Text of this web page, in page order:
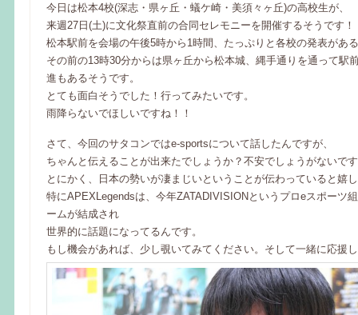
今日は松本4校(深志・県ヶ丘・蟻ケ崎・美須々ヶ丘)の高校生が、
来週27日(土)に文化祭直前の合同セレモニーを開催するそうです！
松本駅前を会場の午後5時から1時間、たっぷりと各校の発表があ
その前の13時30分からは県ヶ丘から松本城、縄手通りを通って駅
進もあるそうです。
とても面白そうでした！行ってみたいです。
雨降らないでほしいですね！！
さて、今回のサタコンではe-sportsについて話したんですが、
ちゃんと伝えることが出来たでしょうか？不安でしょうがないで
とにかく、日本の勢いが凄まじいということが伝わっていると嬉
特にAPEXLegendsは、今年ZATADIVISIONというプロeスポーツ
ームが結成され
世界的に話題になってるんです。
もし機会があれば、少し覗いてみてください。そして一緒に応援